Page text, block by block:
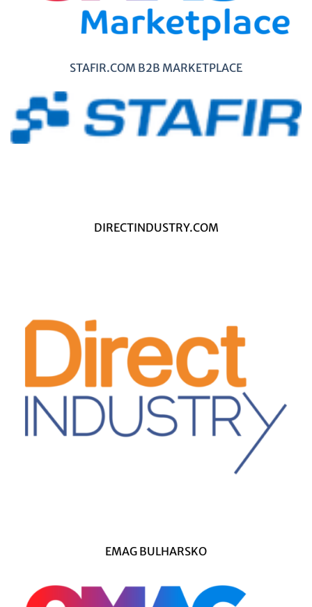
STAFIR.COM B2B MARKETPLACE
DIRECTINDUSTRY.COM
EMAG BULHARSKO